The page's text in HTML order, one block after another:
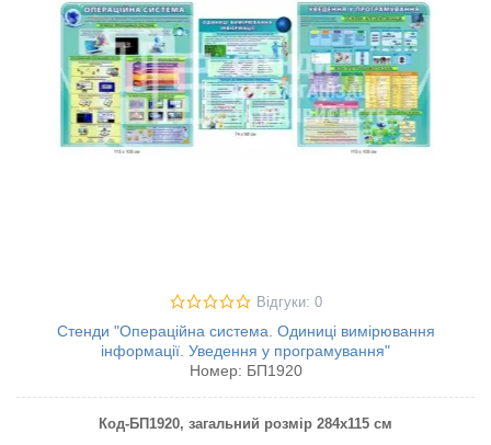
Відгуки: 0
Стенди "Операційна система. Одиниці вимірювання
інформації. Уведення у програмування"
Номер: БП1920
Код-БП1920, загальний розмір 284х115 см